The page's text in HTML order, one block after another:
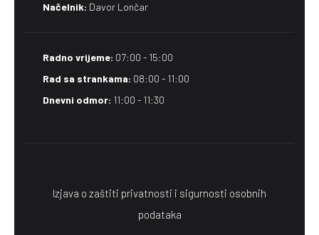
Načelnik: Davor Lončar
Radno vrijeme: 07:00 - 15:00
Rad sa strankama: 08:00 - 11:00
Dnevni odmor: 11:00 - 11:30
Izjava o zaštiti privatnosti i sigurnosti osobnih
podataka